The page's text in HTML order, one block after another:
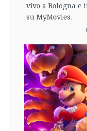
vivo a Bologna e
su MyMovies.